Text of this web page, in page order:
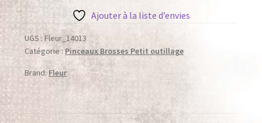
Cookies policy
Delivery
Désabonnement
Pinceau
Série
Blue
6cm
Ajouter à la liste d’envies
UGS :Fleur_14013
Catégorie :Pinceaux Brosses Petit outillage
Brand:Fleur